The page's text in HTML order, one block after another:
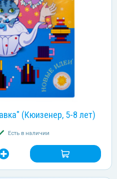
(Кюизенер, 5-8 лет)
Есть в наличии